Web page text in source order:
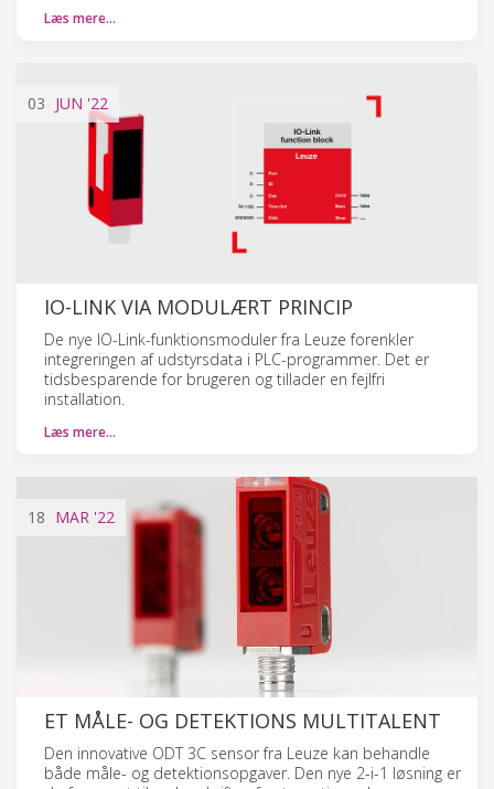
Læs mere…
03 JUN '22
IO-LINK VIA MODULÆRT PRINCIP
De nye IO-Link-funktionsmoduler fra Leuze forenkler
integreringen af udstyrsdata i PLC-programmer. Det er
tidsbesparende for brugeren og tillader en fejlfri
installation.
Læs mere…
18 MAR '22
ET MÅLE- OG DETEKTIONS MULTITALENT
Den innovative ODT 3C sensor fra Leuze kan behandle
både måle- og detektionsopgaver. Den nye 2-i-1 løsning er